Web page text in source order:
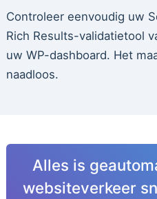
Controleer eenvoudig uw
Rich Results-validatietool
uw WP-dashboard. Het
naadloos.
Alles is
websiteverkeer